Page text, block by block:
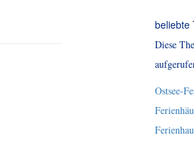
beliebte
Diese
Ostsee-